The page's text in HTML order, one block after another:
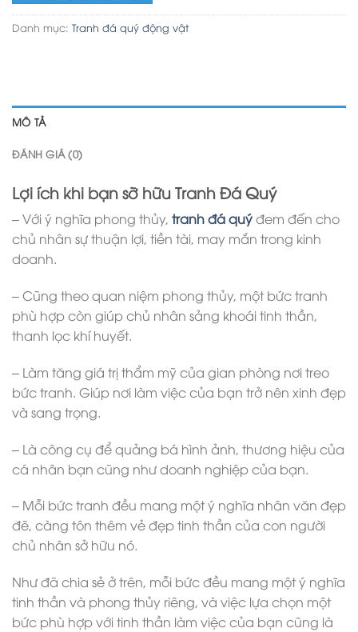
Danh mục: Tranh đá quý động vật
MÔ TẢ
ĐÁNH GIÁ (0)
Lợi ích khi bạn sỡ hữu Tranh Đá Quý
– Với ý nghĩa phong thủy, tranh đá quýđem đến cho
chủ nhân sự thuận lợi, tiền tài, may mắn trong kinh
doanh.
– Cũng theo quan niệm phong thủy, một bức tranh
phù hợp còn giúp chủ nhân sảng khoái tinh thần,
thanh lọc khí huyết.
– Làm tăng giá trị thẩm mỹ của gian phòng nơi treo
bức tranh. Giúp nơi làm việc của bạn trở nên xinh đẹp
và sang trọng.
– Là công cụ để quảng bá hình ảnh, thương hiệu của
cá nhân bạn cũng như doanh nghiệp của bạn.
– Mỗi bức tranh đều mang một ý nghĩa nhân văn đẹp
đẽ, càng tôn thêm vẻ đẹp tinh thần của con người
chủ nhân sở hữu nó.
Như đã chia sẻ ở trên, mỗi bức đều mang một ý nghĩa
tinh thần và phong thủy riêng, và việc lựa chọn một
bức phù hợp với tinh thần làm việc của bạn cũng là